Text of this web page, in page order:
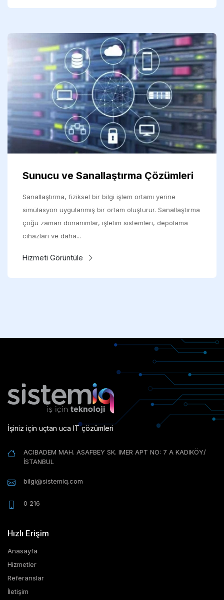
Sunucu ve Sanallaştırma Çözümleri
Sanallaştırma, fiziksel bir bilgi işlem ortamı yerine
simülasyon uygulanmış bir ortam oluşturur. Sanallaştırma
çoğu zaman donanımlar, işletim sistemleri, depolama
cihazları ve daha...
Hizmeti Görüntüle
İşiniz için uçtan uca IT çözümleri
ACIBADEM MAH. ASAFBEY SK. IMER APT NO: 7 A KADIKÖY/
İSTANBUL
bilgi@sistemiq.com
0 216
Hızlı Erişim
Anasayfa
Hizmetler
Referanslar
İletişim